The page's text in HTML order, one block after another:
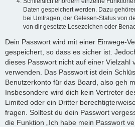
Daten gespeichert werden. Dazu
bei Umfragen, der Gelesen-Status von
von dir gesetzte Lesezeichen oder
Dein Passwort wird mit einer Einwege-
gespeichert, so dass es sicher ist.
dieses Passwort nicht auf einer Vielzahl
verwenden. Das Passwort ist dein
Benutzerkonto für das Board, also geh
Insbesondere wird dich kein Vertreter
Limited oder ein Dritter
fragen. Solltest du dein Passwort
die Funktion „Ich habe mein Passwort